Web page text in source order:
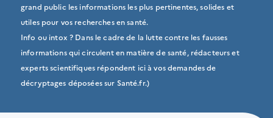
grand public les informations les plus pertinentes, solides et
utiles pour vos recherches en santé.
Info ou intox ? Dans le cadre de la lutte contre les fausses
informations qui circulent en matière de santé, rédacteurs et
experts scientifiques répondent ici à vos demandes de
décryptages déposées sur Santé.fr.)